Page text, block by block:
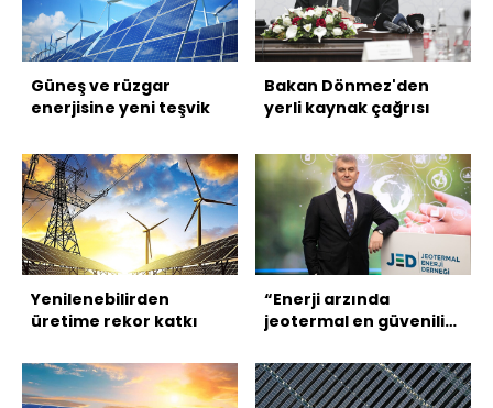
Güneş ve rüzgar
enerjisine yeni teşvik
Bakan Dönmez'den
yerli kaynak çağrısı
Yenilenebilirden
üretime rekor katkı
“Enerji arzında
jeotermal en güvenilir